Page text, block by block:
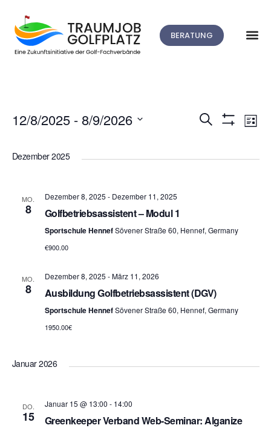
BERATUNG
Navigation
Suche Liste
12/8/2025 - 8/9/2026
wählen.
Dezember 2025
MO.
8
Dezember 8, 2025 - Dezember 11, 2025
Golfbetriebsassistent – Modul 1
Sportschule HennefSövener Straße 60, Hennef, Germany
€900.00
MO.
8
Dezember 8, 2025 -März 11, 2026
Ausbildung Golfbetriebsassistent (DGV)
Sportschule HennefSövener Straße 60, Hennef, Germany
1950.00€
Januar 2026
DO.
15
Januar 15 @ 13:00 - 14:00
Greenkeeper Verband Web-Seminar: Alganize